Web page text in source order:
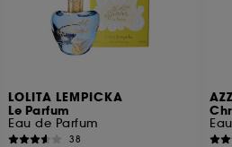
LOLITA LEMPICKA
Le Parfum
Eau de Parfum
38